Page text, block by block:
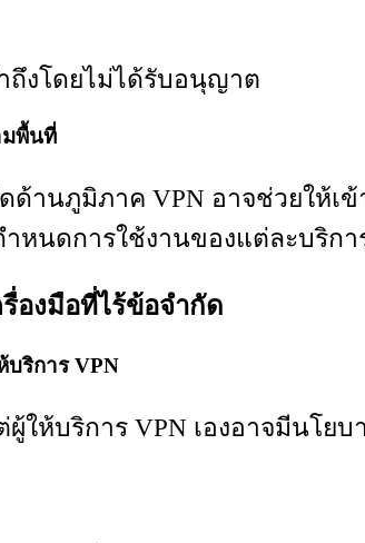
ถึงโดยไม่ได้รับอนุญาต
มพื้นที่
านภูมิภาค VPN อาจช่วยให้เ
หนดการใช้งานของแต่ละบริก
องมือที่ไร้ข้อจำกัด
ริการ VPN
ให้บริการ VPN เองอาจมีนโย